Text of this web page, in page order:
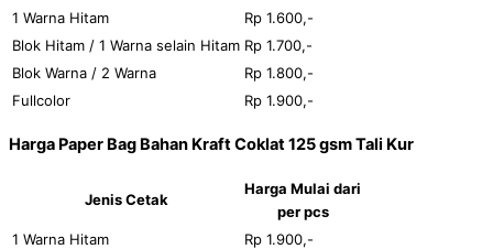
1 Warna Hitam
Rp 1.600,-
Blok Hitam / 1 Warna selain Hitam Rp 1.700,-
Blok Warna / 2 Warna
Rp 1.800,-
Fullcolor
Rp 1.900,-
Harga Paper Bag Bahan Kraft Coklat 125 gsm Tali Kur
Jenis Cetak
Harga Mulai dari
per pcs
1 Warna Hitam
Rp 1.900,-